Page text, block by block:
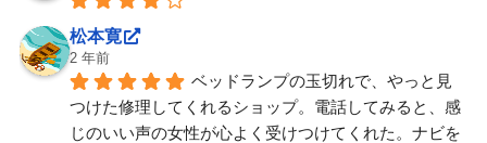
松本寛
2 年前
ベッドランプの玉切れで、やっと見
つけた修理してくれるショップ。電話してみると、感
じのいい声の女性が心よく受けつけてくれた。ナビを